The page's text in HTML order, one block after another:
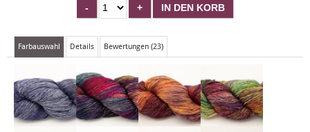
Farbauswahl Details Bewertungen (23)